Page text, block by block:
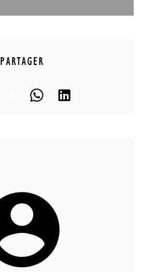
PARTAGER